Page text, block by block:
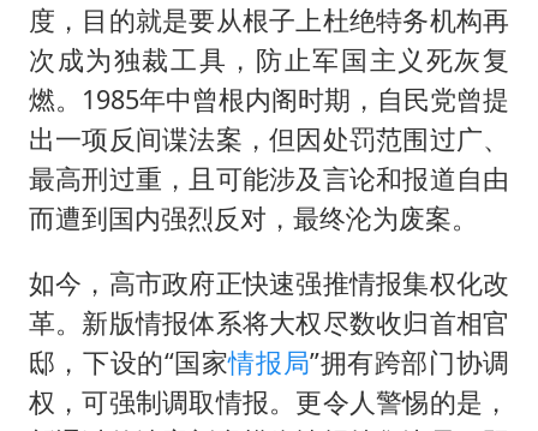
度，目的就是要从根子上杜绝特务机构再
次成为独裁工具，防止军国主义死灰复
燃。1985年中曾根内阁时期，自民党曾提
出一项反间谍法案，但因处罚范围过广、
最高刑过重，且可能涉及言论和报道自由
而遭到国内强烈反对，最终沦为废案。
如今，高市政府正快速强推情报集权化改
革。新版情报体系将大权尽数收归首相官
邸，下设的“国家情报局”拥有跨部门协调
权，可强制调取情报。更令人警惕的是，